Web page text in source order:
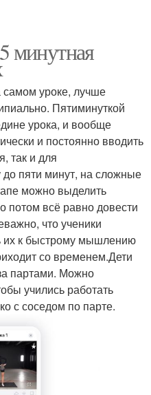
минутная
самом уроке, лучше
Пятиминуткой
урока, и вообще
и постоянно вводить
так и для
до пяти минут, на сложные
можно выделить
потом всё равно довести
что ученики
их к быстрому мышлению
со временем.Дети
партами. Можно
учились работать
с соседом по парте.